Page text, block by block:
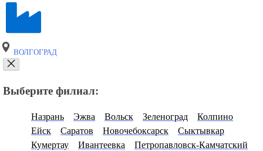
ВОЛГОГРАД
Выберите филиал:
Назрань Эжва Вольск Зеленоград
Колпино
Ейск
Саратов Новочебоксарск
Сыктывкар
Кумертау
Ивантеевка
Петропавловск-Камчатский